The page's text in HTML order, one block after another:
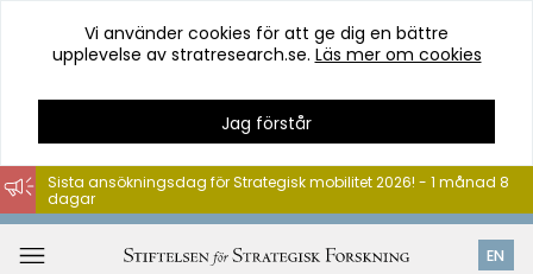
Hoppa
till
Vi använder cookies för att ge dig en bättre
upplevelse av stratresearch.se. Läs mer om cookies
Jag förstår
EN
Sista ansökningsdag för Strategisk mobilitet 2026! - 1 månad 8
dagar